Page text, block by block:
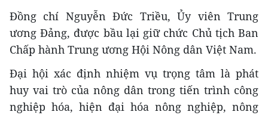
Đồng chí Nguyễn Đức Triều, Ủy viên Trung
ương Đảng, được bầu lại giữ chức Chủ tịch Ban
Chấp hành Trung ương Hội Nông dân Việt Nam.
Đại hội xác định nhiệm vụ trọng tâm là phát
huy vai trò của nông dân trong tiến trình công
nghiệp hóa, hiện đại hóa nông nghiệp, nông